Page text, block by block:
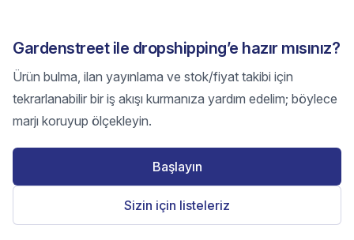
Gardenstreet ile dropshipping’e hazır mısınız?
Ürün bulma, ilan yayınlama ve stok/fiyat takibi için
tekrarlanabilir bir iş akışı kurmanıza yardım edelim; böylece
marjı koruyup ölçekleyin.
Başlayın
Sizin için listeleriz